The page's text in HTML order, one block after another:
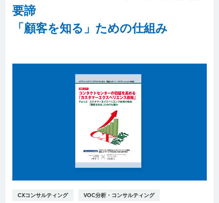
要諦
「顧客を知る」ための仕組み
CXコンサルティング VOC分析・コンサルティング